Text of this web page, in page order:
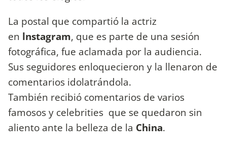
La postal que compartió la actriz
en lnstagram, que es parte de una sesión
fotográfica, fue aclamada por la audiencia.
Sus seguidores enloquecieron y la llenaron de
comentarios idolatrándola.
También recibió comentarios de varios
famosos y celebrities que se quedaron sin
aliento ante la belleza de la China.